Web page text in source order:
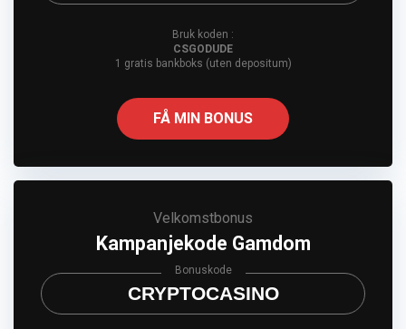
Bruk koden :
CSGODUDE
1 gratis bankboks (uten depositum)
FÅ MIN BONUS
Velkomstbonus
Kampanjekode Gamdom
CRYPTOCASINO
Bonuskode